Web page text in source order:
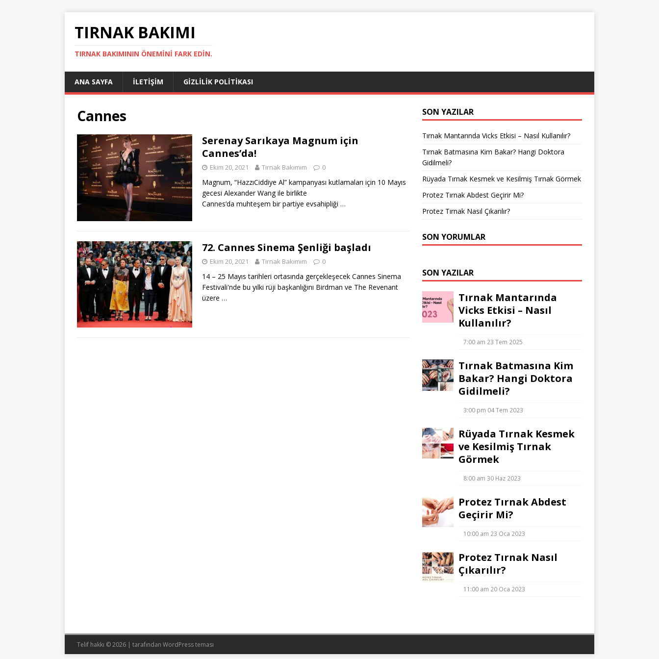
TIRNAK BAKIMI
TIRNAK BAKIMININ ÖNEMINI FARK EDIN.
ANA SAYFA İLETIŞIM GIZLILIK POLITIKASI
Cannes
Serenay Sarıkaya Magnum için
Cannes’da!
Ekim 20, 2021 Tırnak Bakımım 0
Magnum, “HazzıCiddiye Al” kampanyası kutlamaları için 10 Mayıs
gecesi Alexander Wang ile birlikte
Cannes’da muhteşem bir partiye evsahipliği …
72. Cannes Sinema Şenliği başladı
Ekim 20, 2021 Tırnak Bakımım 0
14 – 25 Mayıs tarihleri ortasında gerçekleşecek Cannes Sinema
Festivali'nde bu yılki rüji başkanlığını Birdman ve The Revenant
üzere …
SON YAZILAR
Tırnak Mantarında Vicks Etkisi – Nasıl Kullanılır?
Tırnak Batmasına Kim Bakar? Hangi Doktora
Gidilmeli?
Rüyada Tırnak Kesmek ve Kesilmiş Tırnak Görmek
Protez Tırnak Abdest Geçirir Mi?
Protez Tırnak Nasıl Çıkarılır?
SON YORUMLAR
SON YAZILAR
Tırnak Mantarında
Vicks Etkisi – Nasıl
Kullanılır?
7:00 am 23 Tem 2025
Tırnak Batmasına Kim
Bakar? Hangi Doktora
Gidilmeli?
3:00 pm 04 Tem 2023
Rüyada Tırnak Kesmek
ve Kesilmiş Tırnak
Görmek
8:00 am 30 Haz 2023
Protez Tırnak Abdest
Geçirir Mi?
10:00 am 23 Oca 2023
Protez Tırnak Nasıl
Çıkarılır?
11:00 am 20 Oca 2023
Telif hakkı © 2026 | tarafından WordPress teması